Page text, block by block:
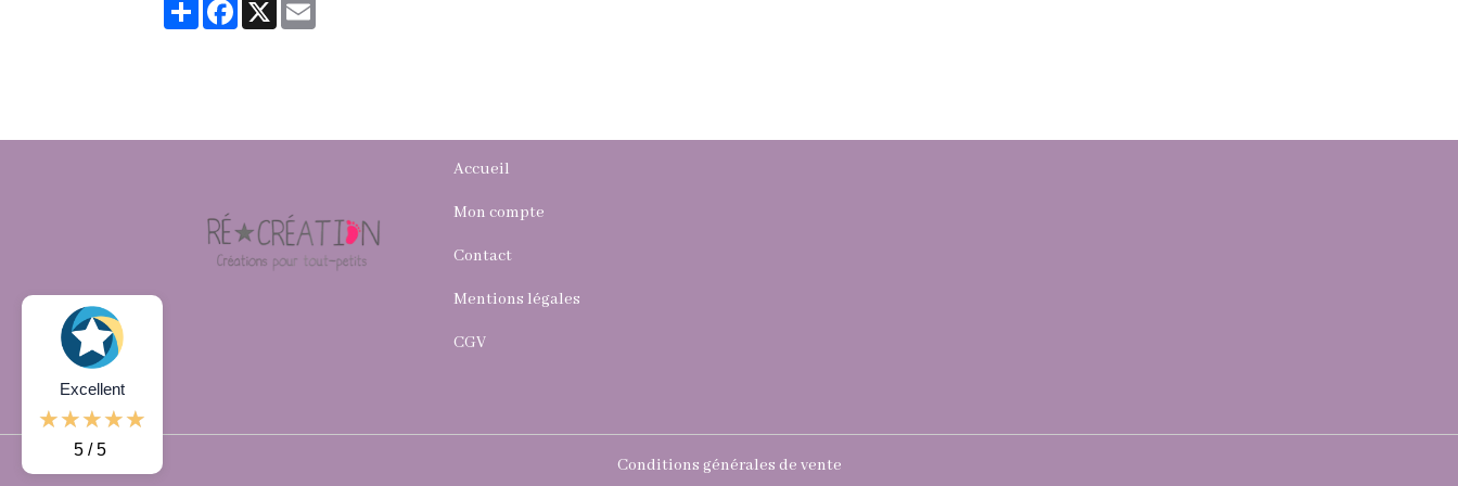
Accueil
Mon compte
Contact
Mentions légales
CGV
Conditions générales de vente
Excellent
5 / 5